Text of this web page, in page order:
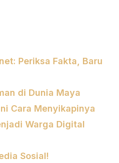
Periksa Fakta, Baru
di Dunia Maya
Cara Menyikapinya
Warga Digital
Sosial!